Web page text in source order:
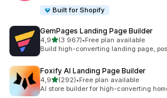
Built for Shopify
GemPages Landing Page Builder
4,9/ 5 tähteä
(3 967)
3967 arvostelua yhteensä
•Free plan available
Build high-converting landing page,
Foxify AI Landing Page Builder
4,9/ 5 tähteä
(292)
292 arvostelua yhteensä
•Free plan available
AI store builder for high-converting